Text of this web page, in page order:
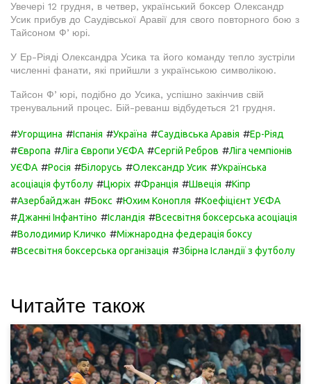
Увечері 12 грудня, в четвер, український боксер Олександр
Усик прибув до Саудівської Аравії для свого повторного бою з
Тайсоном Фʼюрі.
У Ер-Ріяді Олександра Усика та його команду тепло зустріли
численні фанати, які прийшли з українською символікою.
Тайсон Фʼюрі, подібно до Усика, успішно закінчив свій
тренувальний процес. Бій-реванш відбудеться 21 грудня.
#Угорщина #Іспанія #Україна #Саудівська Аравія #Ер-Ріяд
#Європа #Ліга Європи УЄФА #Сергій Ребров #Ліга чемпіонів
УЄФА #Росія #Білорусь #Олександр Усик #Українська
асоціація футболу #Цюріх #Франція #Швеція #Кіпр
#Азербайджан #Бокс #Юхим Конопля #Коефіцієнт УЄФА
#Джанні Інфантіно #Ісландія #Всесвітня боксерська асоціація
#Володимир Кличко #Міжнародна федерація боксу
#Всесвітня боксерська організація #Збірна Ісландії з футболу
Читайте також